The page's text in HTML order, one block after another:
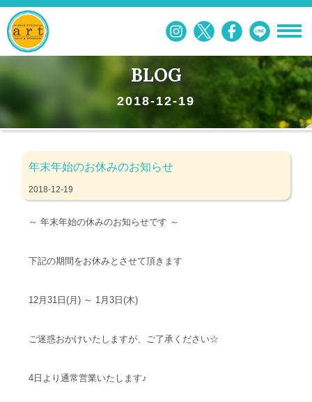
BLOG
2018-12-19
年末年始のお休みのお知らせ
2018-12-19
～ 年末年始の休みのお知らせです ～
下記の期間をお休みとさせて頂きます
12月31日(月) ～ 1月3日(木)
ご迷惑おかけいたしますが、ご了承ください☆
4日より通常営業いたします♪